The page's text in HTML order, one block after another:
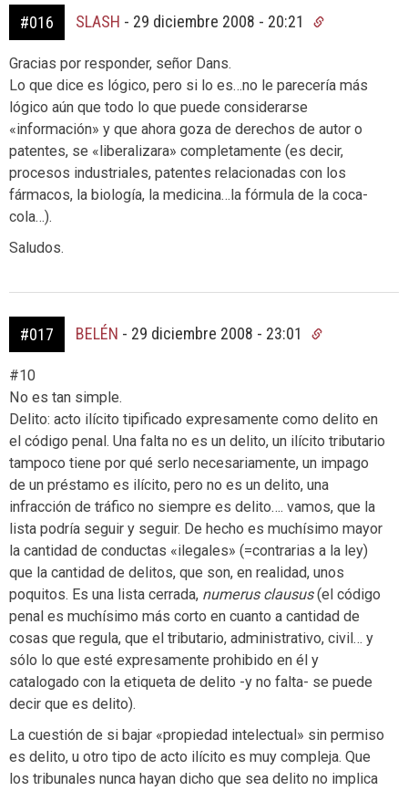
#016 SLASH - 29 diciembre 2008 - 20:21
Gracias por responder, señor Dans.
Lo que dice es lógico, pero si lo es…no le parecería más
lógico aún que todo lo que puede considerarse
«información» y que ahora goza de derechos de autor o
patentes, se «liberalizara» completamente (es decir,
procesos industriales, patentes relacionadas con los
fármacos, la biología, la medicina…la fórmula de la coca-
cola…).
Saludos.
#017 BELÉN - 29 diciembre 2008 - 23:01
#10
No es tan simple.
Delito: acto ilícito tipificado expresamente como delito en
el código penal. Una falta no es un delito, un ilícito tributario
tampoco tiene por qué serlo necesariamente, un impago
de un préstamo es ilícito, pero no es un delito, una
infracción de tráfico no siempre es delito…. vamos, que la
lista podría seguir y seguir. De hecho es muchísimo mayor
la cantidad de conductas «ilegales» (=contrarias a la ley)
que la cantidad de delitos, que son, en realidad, unos
poquitos. Es una lista cerrada, numerus clausus(el código
penal es muchísimo más corto en cuanto a cantidad de
cosas que regula, que el tributario, administrativo, civil… y
sólo lo que esté expresamente prohibido en él y
catalogado con la etiqueta de delito -y no falta- se puede
decir que es delito).
La cuestión de si bajar «propiedad intelectual» sin permiso
es delito, u otro tipo de acto ilícito es muy compleja. Que
los tribunales nunca hayan dicho que sea delito no implica